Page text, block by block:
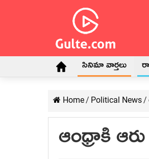
సినిమా వార్తలు
Home/ Political News/
ఆంధ్రాకి